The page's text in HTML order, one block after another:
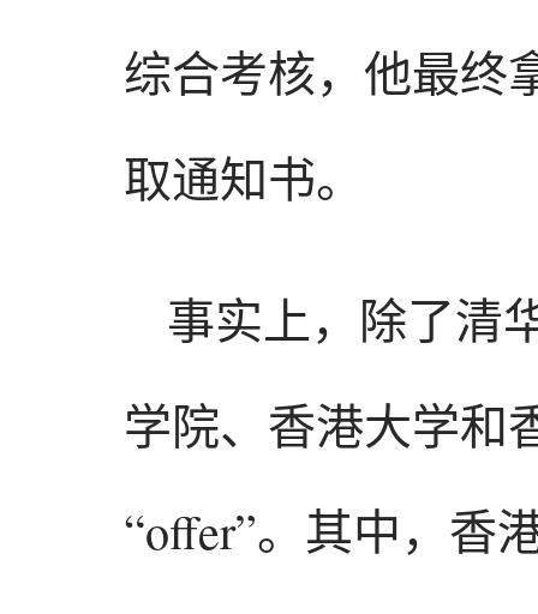
综合考核，他最终
取通知书。
事实上，除了清
学院、香港大学和
“offer”。其中，香